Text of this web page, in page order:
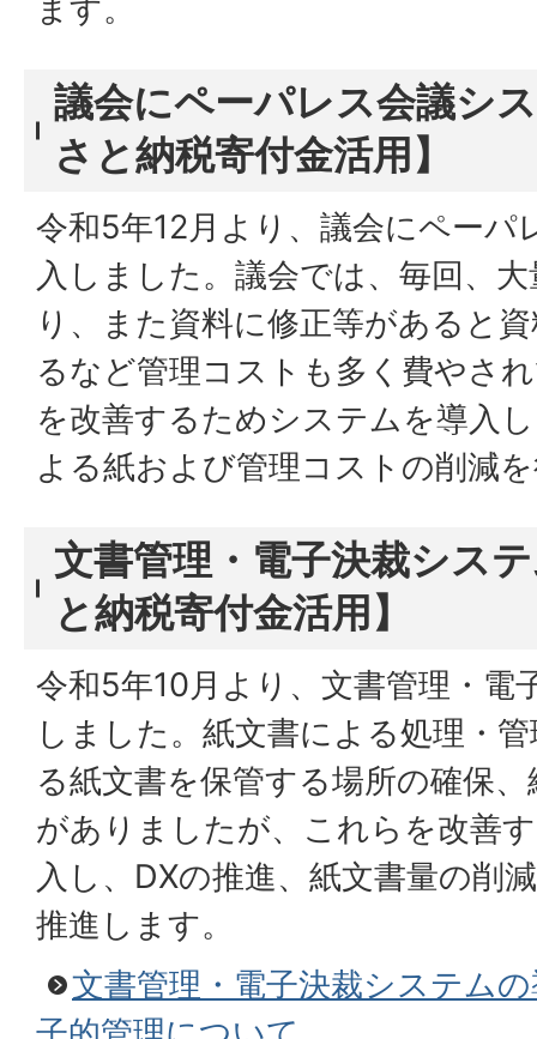
ます。
議会にペーパレス会議シ
さと納税寄付金活用】
令和5年12月より、議会にペーパ
入しました。議会では、毎回、
り、また資料に修正等があると
るなど管理コストも多く費やさ
を改善するためシステムを導入
よる紙および管理コストの削減
文書管理・電子決裁シス
と納税寄付金活用】
令和5年10月より、文書管理・電
しました。紙文書による処理・
る紙文書を保管する場所の確保
がありましたが、これらを改善
入し、DXの推進、紙文書量の削
推進します。
文書管理・電子決裁システム